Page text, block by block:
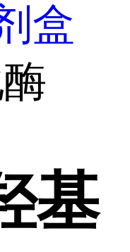
盒
基